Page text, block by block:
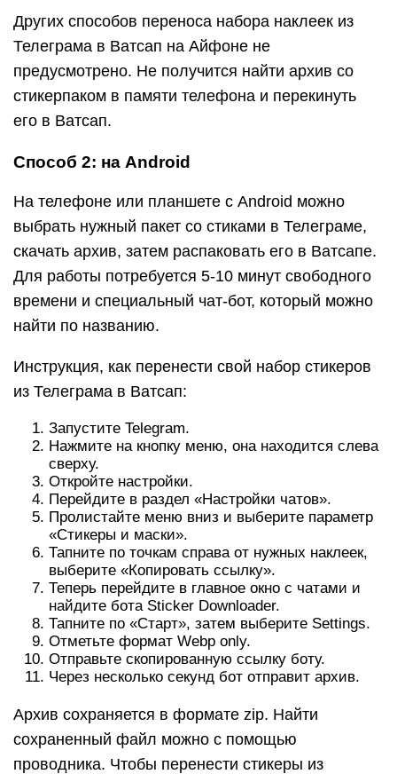
Других способов переноса набора наклеек из
Телеграма в Ватсап на Айфоне не
предусмотрено. Не получится найти архив со
стикерпаком в памяти телефона и перекинуть
его в Ватсап.
Способ 2: на Android
На телефоне или планшете с Android можно
выбрать нужный пакет со стиками в Телеграме,
скачать архив, затем распаковать его в Ватсапе.
Для работы потребуется 5-10 минут свободного
времени и специальный чат-бот, который можно
найти по названию.
Инструкция, как перенести свой набор стикеров
из Телеграма в Ватсап:
Запустите Telegram.
Нажмите на кнопку меню, она находится слева
сверху.
Откройте настройки.
Перейдите в раздел «Настройки чатов».
Пролистайте меню вниз и выберите параметр
«Стикеры и маски».
Тапните по точкам справа от нужных наклеек,
выберите «Копировать ссылку».
Теперь перейдите в главное окно с чатами и
найдите бота Sticker Downloader.
Тапните по «Старт», затем выберите Settings.
Отметьте формат Webp only.
Отправьте скопированную ссылку боту.
Через несколько секунд бот отправит архив.
Архив сохраняется в формате zip. Найти
сохраненный файл можно с помощью
проводника. Чтобы перенести стикеры из